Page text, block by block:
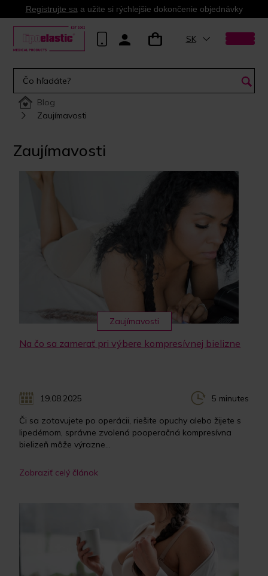
Registrujte sa a užite si rýchlejšie dokončenie objednávky
SK
Blog
Zaujímavosti
Zaujímavosti
Zaujímavosti
Na čo sa zamerať pri výbere kompresívnej bielizne
19.08.2025 5 minutes
Či sa zotavujete po operácii, riešite opuchy alebo žijete s
lipedémom, správne zvolená pooperačná kompresívna
bielizeň môže výrazne...
Zobraziť celý článok